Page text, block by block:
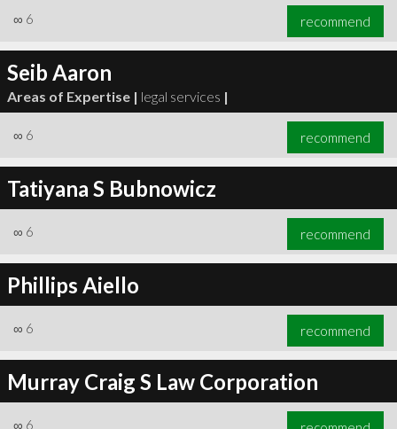
∞ 6 recommend
Seib Aaron
Areas of Expertise | legal services |
∞ 6 recommend
Tatiyana S Bubnowicz
∞ 6 recommend
Phillips Aiello
∞ 6 recommend
Murray Craig S Law Corporation
∞ 6